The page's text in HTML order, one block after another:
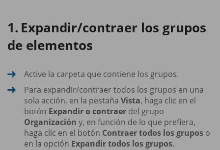
Expandir/contraer los grupos
de elementos
Active la carpeta que contiene los grupos.
Para expandir/contraer todos los grupos en una
sola acción, en la pestaña Vista, haga clic en el
botón Expandir o contraer del grupo
Organización y, en función de lo que prefiera,
haga clic en el botón Contraer todos los grupos o
en la opción Expandir todos los grupos.